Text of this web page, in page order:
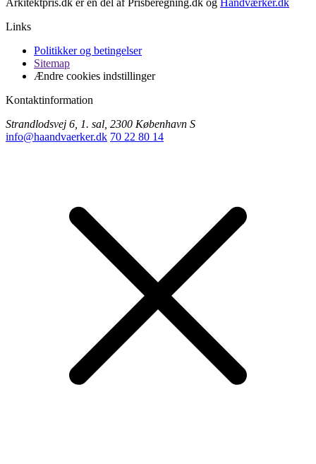
Links
Politikker og betingelser
Sitemap
Ændre cookies indstillinger
Kontaktinformation
Strandlodsvej 6, 1. sal, 2300 København S
info@haandvaerker.dk 70 22 80 14